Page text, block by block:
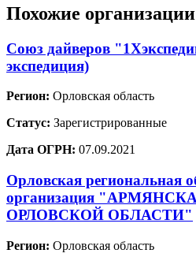
Похожие организации
Союз дайверов
экспедиция)
Регион: Орловская область
Статус: Зарегистрированные
Дата ОГРН: 07.09.2021
Орловская региональная
организация
ОРЛОВСКОЙ ОБЛАСТИ"
Регион: Орловская область